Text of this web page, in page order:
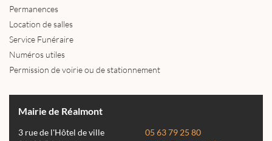
Permanences
Location de salles
Service Funéraire
Numéros utiles
Permission de voirie ou de stationnement
Mairie de Réalmont
3 rue de l'Hôtel de ville
05 63 79 25 80